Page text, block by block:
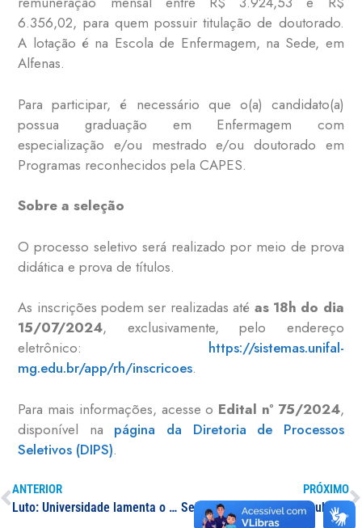
6.356,02, para quem possuir titulação de doutorado.
A lotação é na Escola de Enfermagem, na Sede, em
Alfenas.
Para participar, é necessário que o(a) candidato(a)
possua graduação em Enfermagem com
especialização e/ou mestrado e/ou doutorado em
Programas reconhecidos pela CAPES.
Sobre a seleção
O processo seletivo será realizado por meio de prova
didática e prova de títulos.
As inscrições podem ser realizadas até as 18h do dia
15/07/2024, exclusivamente, pelo endereço
eletrônico: https://sistemas.unifal-
mg.edu.br/app/rh/inscricoes.
Para mais informações, acesse o Edital nº 75/2024,
disponível na página da Diretoria de Processos
Seletivos (DIPS).
ANTERIOR
Luto: Universidade lamenta o falecimento de Fernando Ponciano, servidor aposentado da UNIFAL-MG
PRÓXIMO